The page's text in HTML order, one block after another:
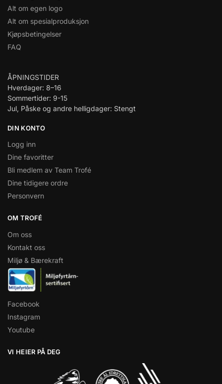
Alt om egen logo
Alt om spesialproduksjon
Kjøpsbetingelser
FAQ
ÅPNINGSTIDER
Hverdager: 8–16
Sommertider: 9-15
Jul, Påske og andre helligdager: Stengt
DIN KONTO
Logg inn
Dine favoritter
Bli medlem av Team Trofé
Dine tidigere ordre
Personvern
OM TROFÉ
Om oss
Kontakt oss
Miljø & Bærekraft
Facebook
Instagram
Youtube
VI HEIER PÅ DEG